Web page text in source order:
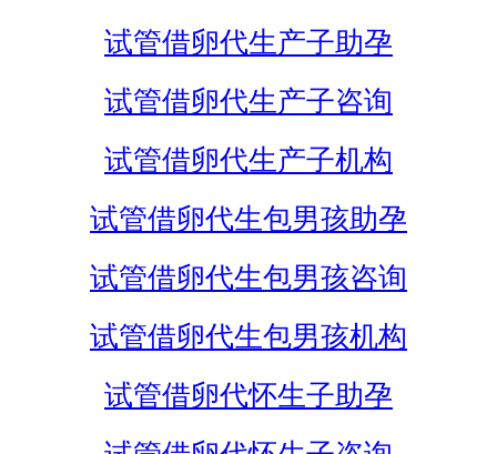
试管借卵代生产子助孕
试管借卵代生产子咨询
试管借卵代生产子机构
试管借卵代生包男孩助孕
试管借卵代生包男孩咨询
试管借卵代生包男孩机构
试管借卵代怀生子助孕